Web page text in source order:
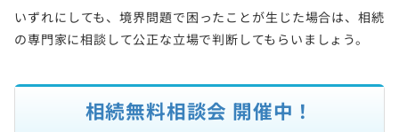
いずれにしても、境界問題で困ったことが生じた場合は、相続
の専門家に相談して公正な立場で判断してもらいましょう。
相続無料相談会 開催中！